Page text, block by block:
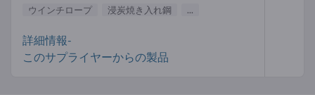
ウインチロープ
浸炭焼き入れ鋼 ...
詳細情報-
このサプライヤーからの製品